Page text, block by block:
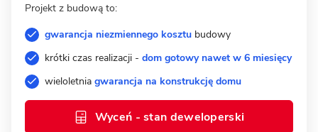
Projekt z budową to:
gwarancja niezmiennego kosztu budowy
krótki czas realizacji - dom gotowy nawet w 6 miesięcy
wieloletnia gwarancja na konstrukcję domu
Wyceń - stan deweloperski